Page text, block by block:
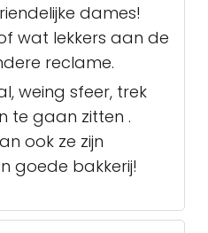
dames!
wat lekkers aan de
reclame.
weing sfeer, trek
te gaan zitten .
ook ze zijn
goede bakkerij!